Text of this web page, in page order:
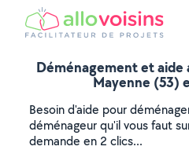
Déménagement et aide
Mayenne (53)
Besoin d'aide pour
déménageur qu'il vous faut
demande en 2 clics...